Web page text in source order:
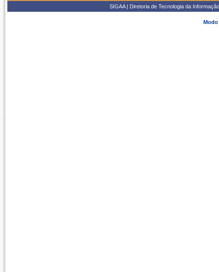
SIGAA | Diretoria de Tecnologia da
Modo